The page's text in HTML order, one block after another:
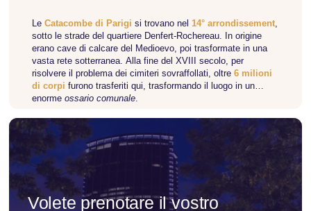
LeCatacombe di Parigi si trovano nel 14° arrondissement
sotto le strade del quartiere Denfert-Rochereau. In origine
erano cave di calcare del Medioevo, poi trasformate in una
vasta rete sotterranea. Alla fine del XVIII secolo, per
risolvere il problema dei cimiteri sovraffollati, oltre6 milioni
di corpi furono trasferiti qui, trasformando il luogo in un
enormeossario comunale
Un museo sotterraneo unico
Oggi le Catacombe sono una delleattrazioni turistiche più
insolite di Parigi. Con 1,7 km di gallerie
profondità , accolgono ogni anno oltre 300.000 visitatori
. La
disposizione degli ossa, i corridoi stretti e l’atmosfera
misteriosa rendono la visita un’esperienza indimenticabile.
Volete prenotare il vostro